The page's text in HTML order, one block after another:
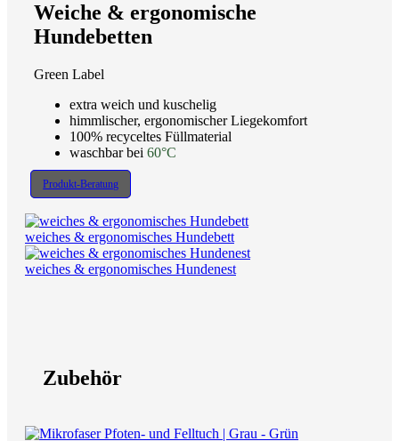
Weiche & ergonomische
Hundebetten
Green Label
extra weich und kuschelig
himmlischer, ergonomischer Liegekomfort
100% recyceltes Füllmaterial
waschbar bei 60°C
Produkt-Beratung
weiches & ergonomisches Hundebett
weiches & ergonomisches Hundenest
Zubehör